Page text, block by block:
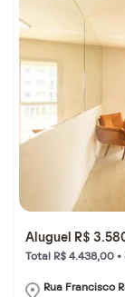
Aluguel R$
Total R$ 4.438,00 •
Rua Francisco